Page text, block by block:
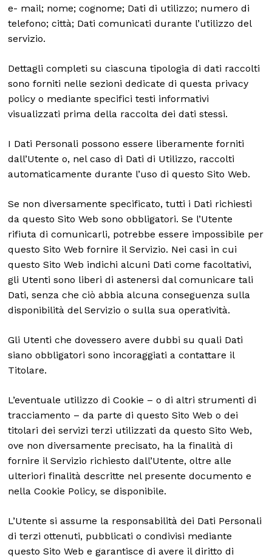
e- mail; nome; cognome; Dati di utilizzo; numero di
telefono; città; Dati comunicati durante l’utilizzo del
servizio.
Dettagli completi su ciascuna tipologia di dati raccolti
sono forniti nelle sezioni dedicate di questa privacy
policy o mediante specifici testi informativi
visualizzati prima della raccolta dei dati stessi.
I Dati Personali possono essere liberamente forniti
dall’Utente o, nel caso di Dati di Utilizzo, raccolti
automaticamente durante l’uso di questo Sito Web.
Se non diversamente specificato, tutti i Dati richiesti
da questo Sito Web sono obbligatori. Se l’Utente
rifiuta di comunicarli, potrebbe essere impossibile per
questo Sito Web fornire il Servizio. Nei casi in cui
questo Sito Web indichi alcuni Dati come facoltativi,
gli Utenti sono liberi di astenersi dal comunicare tali
Dati, senza che ciò abbia alcuna conseguenza sulla
disponibilità del Servizio o sulla sua operatività.
Gli Utenti che dovessero avere dubbi su quali Dati
siano obbligatori sono incoraggiati a contattare il
Titolare.
L’eventuale utilizzo di Cookie – o di altri strumenti di
tracciamento – da parte di questo Sito Web o dei
titolari dei servizi terzi utilizzati da questo Sito Web,
ove non diversamente precisato, ha la finalità di
fornire il Servizio richiesto dall’Utente, oltre alle
ulteriori finalità descritte nel presente documento e
nella Cookie Policy, se disponibile.
L’Utente si assume la responsabilità dei Dati Personali
di terzi ottenuti, pubblicati o condivisi mediante
questo Sito Web e garantisce di avere il diritto di